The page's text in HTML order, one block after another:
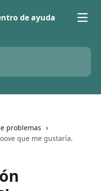
problemas
que me gustaría.